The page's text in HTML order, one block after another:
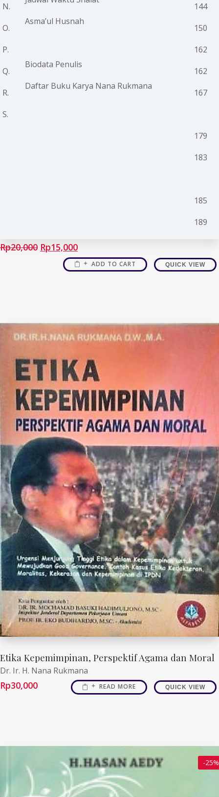
N.
O.
P.
Q.
R.
S.
Asma’ul Husnah
Biodata Penulis
Daftar Buku Karya Nana Rukmana
144
150
162
162
167
179
183
185
189
Rp20,000 Rp15,000
ADD TO CART QUICK VIEW
Etika Kepemimpinan, Perspektif Agama dan Moral
Dr. Ir. H. Nana Rukmana
Rp30,000 READ MORE QUICK VIEW
-25%